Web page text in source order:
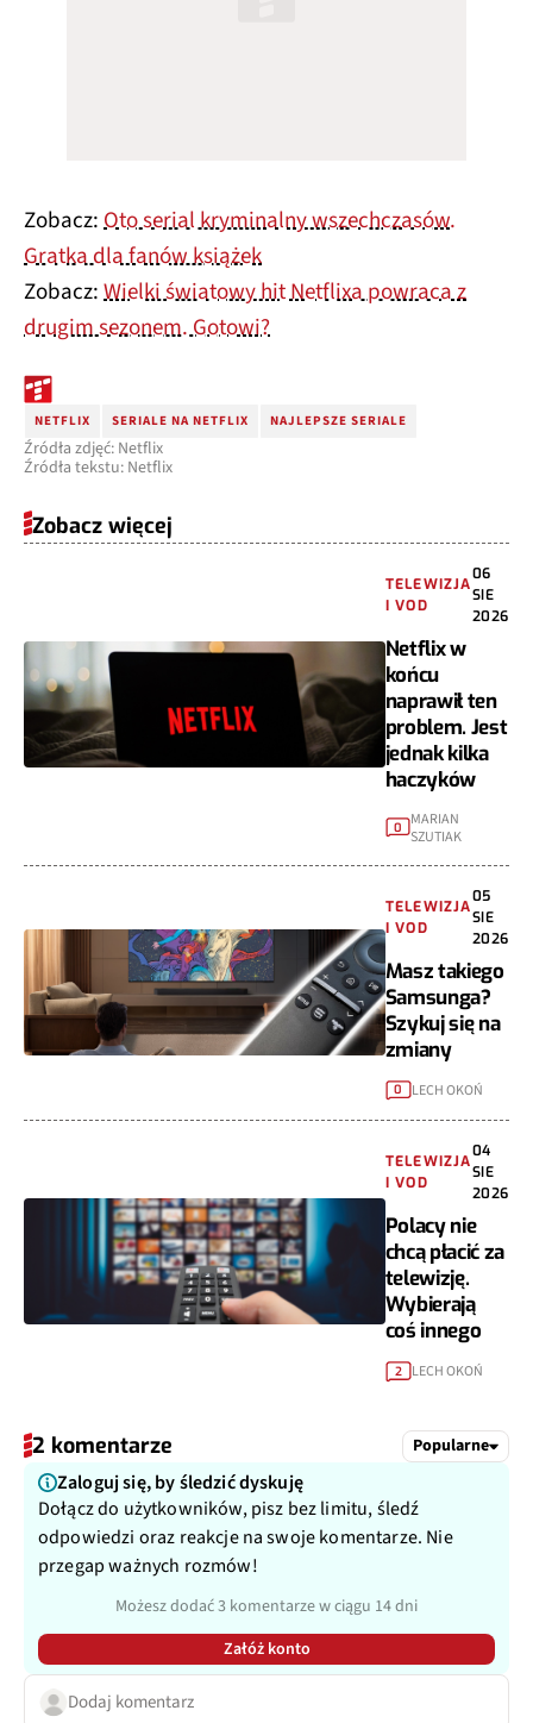
Zobacz:Oto serial kryminalny wszechczasów.
Gratka dla fanów książek
Zobacz:Wielki światowy hit Netflixa powraca z
drugim sezonem. Gotowi?
NETFLIX SERIALE NA NETFLIX NAJLEPSZE SERIALE
Źródła zdjęć: Netflix
Źródła tekstu: Netflix
Zobacz więcej
TELEWIZJA
I VOD
06
SIE
2026
Netflix w
końcu
naprawił ten
problem. Jest
jednak kilka
haczyków
0
MARIAN
SZUTIAK
TELEWIZJA
I VOD
05
SIE
2026
Masz takiego
Samsunga?
Szykuj się na
zmiany
0 LECH OKOŃ
TELEWIZJA
I VOD
04
SIE
2026
Polacy nie
chcą płacić za
telewizję.
Wybierają
coś innego
2 LECH OKOŃ
2 komentarze Popularne
Zaloguj się, by śledzić dyskuję
Dołącz do użytkowników, pisz bez limitu, śledź
odpowiedzi oraz reakcje na swoje komentarze. Nie
przegap ważnych rozmów!
Możesz dodać 3 komentarze w ciągu 14 dni
Załóż konto
Dodaj komentarz